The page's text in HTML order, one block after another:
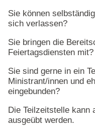
Sie können
sich verlassen?
Sie bringen die
Feiertagsdiensten mit?
Sie sind gerne in ein
Ministrant/innen und
eingebunden?
Die Teilzeitstelle kann
ausgeübt werden.